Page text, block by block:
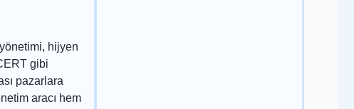
hijyen
gibi
pazarlara
aracı hem